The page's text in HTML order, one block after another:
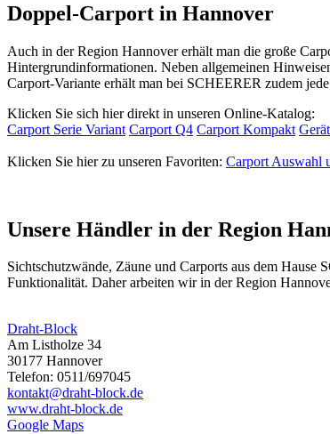
Doppel-Carport in Hannover
Auch in der Region Hannover erhält man die große
Hintergrundinformationen. Neben allgemeinen
Carport-Variante erhält man bei SCHEERER zudem
Klicken Sie sich hier direkt in unseren Online-Katalog:
Carport Serie Variant Carport Q4 Carport Kompakt
Klicken Sie hier zu unseren Favoriten: Carport Auswahl
Unsere Händler in der Region
Sichtschutzwände, Zäune und Carports aus dem Hause
Funktionalität. Daher arbeiten wir in der Region
Draht-Block
Am Listholze 34
30177 Hannover
Telefon: 0511/697045
kontakt@draht-block.de
www.draht-block.de
Google Maps